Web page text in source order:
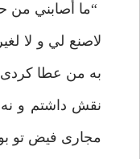
“ما أصابني من
لاصنع لي و لا
به من عطا
نقش داشتم و
مجارى فيض تو